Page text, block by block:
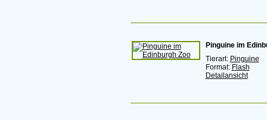
Pinguine im
Tierart: Pinguine
Format: Flash
Detailansicht